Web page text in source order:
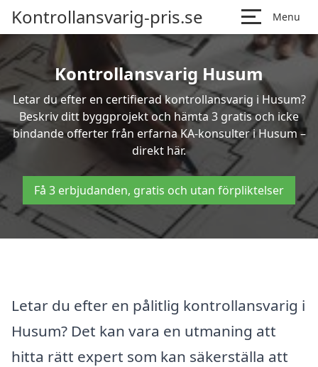
Kontrollansvarig-pris.se Menu
Kontrollansvarig Husum
Letar du efter en certifierad kontrollansvarig i Husum?
Beskriv ditt byggprojekt och hämta 3 gratis och icke
bindande offerter från erfarna KA-konsulter i Husum –
direkt här.
Få 3 erbjudanden, gratis och utan förpliktelser
Letar du efter en pålitlig kontrollansvarig i
Husum? Det kan vara en utmaning att
hitta rätt expert som kan säkerställa att